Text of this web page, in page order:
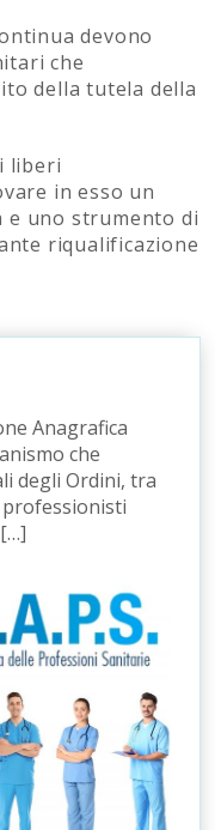
devono
che
della tutela della
liberi
in esso un
e uno strumento di
riqualificazione
Anagrafica
che
degli Ordini, tra
professionisti